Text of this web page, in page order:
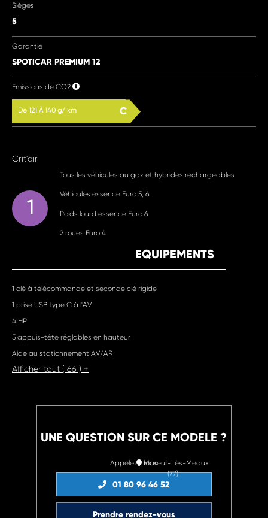
Sièges
5
Garantie
SPOTICAR PREMIUM 12
Émissions de CO2
De 121 À 140 g/ km C
Crit'air
1
Tous les véhicules au gaz et hybrides rechargeables
Véhicules essence Euro 5, 6
Poids lourd essence Euro 6
2 roues Euro 4
EQUIPEMENTS
1 clé à télécommande et seconde clé rigide
1 prise USB type C à l'AV
4 HP
5 appuis-tête réglables en hauteur
Aide au stationnement AV/AR
Afficher tout ( 66 ) +
UNE QUESTION SUR CE MODELE ?
Appelez-nous
01 80 96 46 52
Mareuil-Lès-Meaux
(77)
Prendre rendez-vous